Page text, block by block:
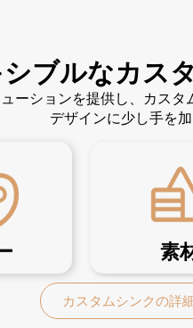
ブルなカス
ーションを提供し、カス
デザインに少し手を
素
カスタムシンクの詳